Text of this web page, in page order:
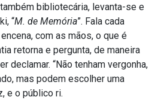
bibliotecária, levanta-se e
“M. de Memória”. Fala cada
com as mãos, o que é
retorna e pergunta, de maneira
declamar. “Não tenham vergonha,
mas podem escolher uma
e o público ri.